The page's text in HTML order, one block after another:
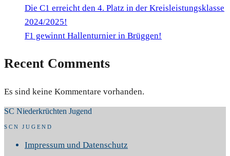
Die C1 erreicht den 4. Platz in der Kreisleistungsklasse
2024/2025!
F1 gewinnt Hallenturnier in Brüggen!
Recent Comments
Es sind keine Kommentare vorhanden.
SC Niederkrüchten Jugend
SCN JUGEND
Impressum und Datenschutz